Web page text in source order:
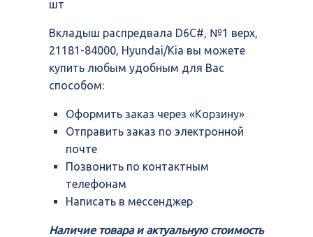
шт
Вкладыш распредвала D6C#, №1 верх,
21181-84000, Hyundai/Kia вы можете
купить любым удобным для Вас
способом:
Оформить заказ через «Корзину»
Отправить заказ по электронной
почте
Позвонить по контактным
телефонам
Написать в мессенджер
Наличие товара и актуальную стоимость